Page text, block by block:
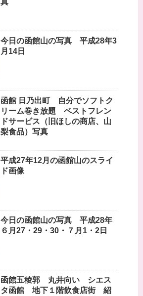
真
今日の函館山の写真 平成28年3
月14日
函館 日乃出町 自分でソフトク
リーム巻き放題 ベストフレン
ドサービス（旧ほしの商店、山
梨食品）写真
平成27年12月の函館山のスライ
ド画像
今日の函館山の写真 平成28年
６月27・29・30・７月1・2日
函館五稜郭 丸井向い シエス
タ函館 地下１階飲食店街 紹